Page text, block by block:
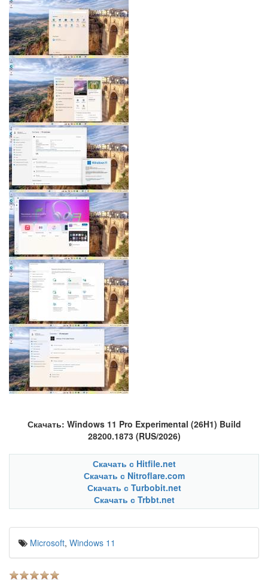
Скачать: Windows 11 Pro Experimental (26H1) Build
28200.1873 (RUS/2026)
Скачать с Hitfile.net
Скачать с Nitroflare.com
Скачать с Turbobit.net
Скачать с Trbbt.net
Microsoft, Windows 11